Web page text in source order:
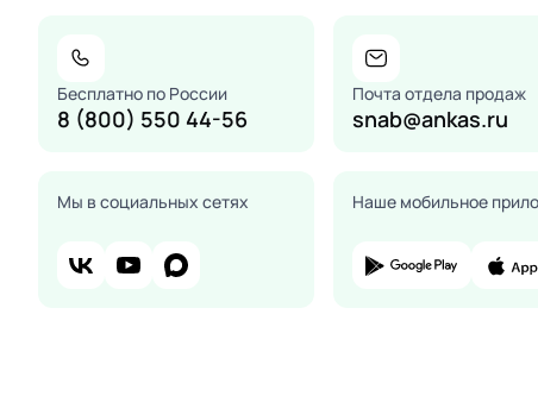
Бесплатно по России
8 (800) 550 44-56
Почта отдела продаж
snab@ankas.ru
Мы в социальных сетях Наше мобильное